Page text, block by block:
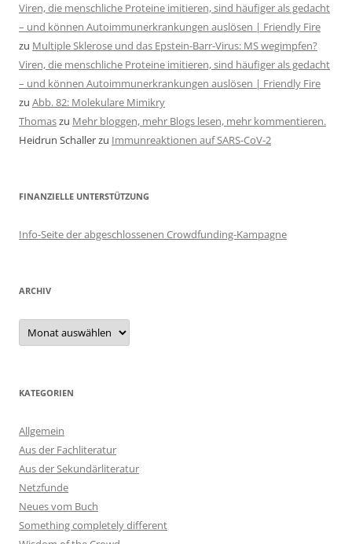
Viren, die menschliche Proteine imitieren, sind häufiger als gedacht
– und können Autoimmunerkrankungen auslösen | Friendly Fire
zu Multiple Sklerose und das Epstein-Barr-Virus: MS wegimpfen?
Viren, die menschliche Proteine imitieren, sind häufiger als gedacht
– und können Autoimmunerkrankungen auslösen | Friendly Fire
zu Abb. 82: Molekulare Mimikry
Thomaszu Mehr bloggen, mehr Blogs lesen, mehr kommentieren.
Heidrun Schallerzu Immunreaktionen auf SARS-CoV-2
FINANZIELLE UNTERSTÜTZUNG
Info-Seite der abgeschlossenen Crowdfunding-Kampagne
ARCHIV
Archiv
KATEGORIEN
Allgemein
Aus der Fachliteratur
Aus der Sekundärliteratur
Netzfunde
Neues vom Buch
Something completely different